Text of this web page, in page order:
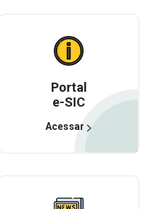
Portal
e-SIC
Acessar